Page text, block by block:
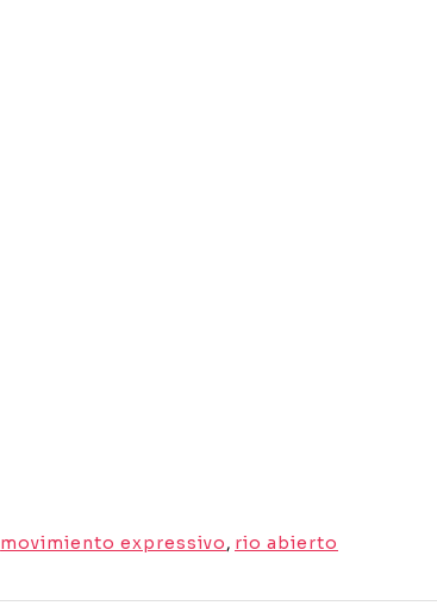
movimiento expressivo, rio abierto